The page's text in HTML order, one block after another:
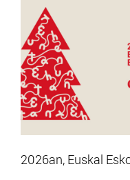
2026an, Euskal